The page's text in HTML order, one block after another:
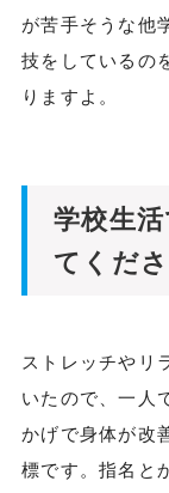
が苦手そうな他
技をしているの
りますよ。
学校生
てくだ
ストレッチやリ
いたので、一人
かげで身体が改
標です。指名と